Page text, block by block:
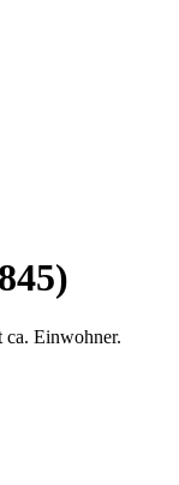
Einwohner.